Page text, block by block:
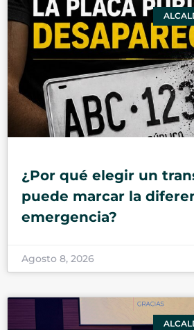
¿Por qué elegir un
puede marcar la
emergencia?
Agosto 8, 2026